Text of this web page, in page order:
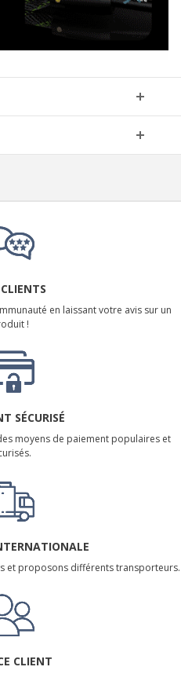
en laissant votre avis sur un
!
SÉCURISÉ
moyens de paiement populaires et
et proposons différents transporteurs.
CLIENT